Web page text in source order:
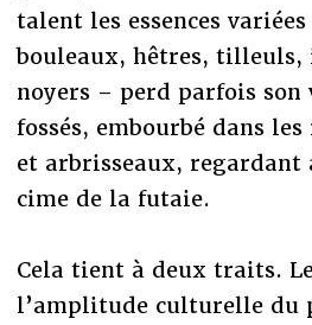
talent les essences
bouleaux, hêtres, tilleuls,
noyers – perd parfois son
fossés, embourbé dans
et arbrisseaux, regardant
cime de la futaie.
Cela tient à deux traits.
l’amplitude culturelle du